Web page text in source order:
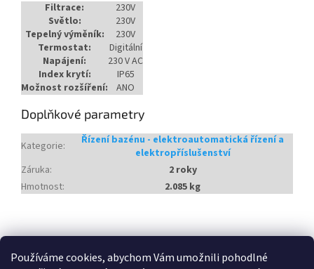
Používáme cookies, abychom Vám umožnili pohodlné
Filtrace:
230V
Světlo:
230V
Tepelný výměník:
230V
Termostat:
Digitální
Napájení:
230 V AC
Index krytí:
IP65
Možnost rozšíření:
ANO
Doplňkové parametry
Kategorie:
Řízení bazénu - elektroautomatická řízení a
elektropříslušenství
Záruka:
2 roky
Hmotnost: 2.085 kg
á